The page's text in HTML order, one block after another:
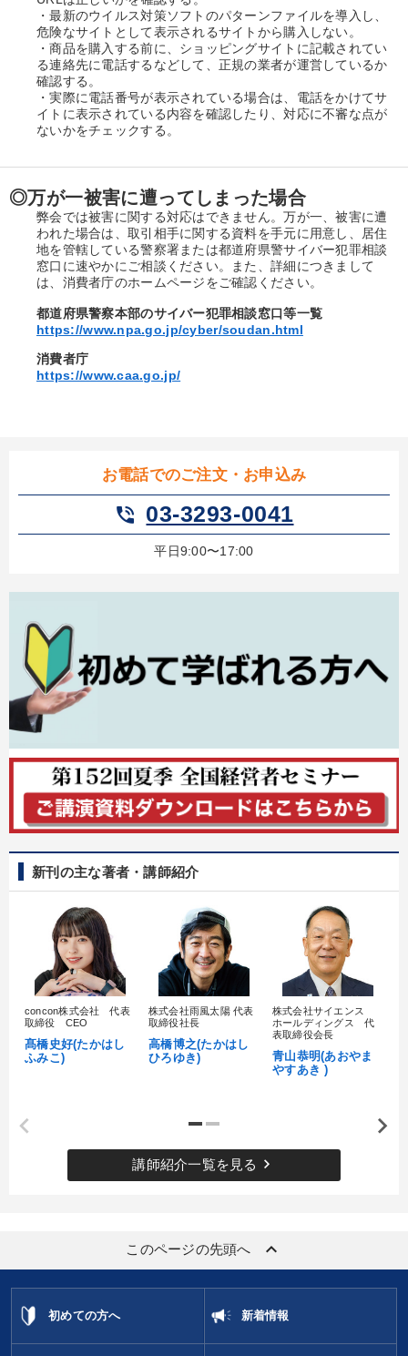
お電話でのご注文・お申込み
phone_in_talk 03-3293-0041
平日9:00〜17:00
新刊の主な著者・講師紹介
concon株式会社 代表
取締役 CEO
髙橋史好(たかはし
ふみこ)
株式会社雨風太陽 代表
取締役社長
高橋博之(たかはし
ひろゆき)
株式会社サイエンス
ホールディングス 代
表取締役会長
青山恭明(あおやま
やすあき )
講師紹介一覧を見る keyboard_arrow_right
・最新のウイルス対策ソフトのパターンファイルを導入し、
危険なサイトとして表示されるサイトから購入しない。
・商品を購入する前に、ショッピングサイトに記載されてい
る連絡先に電話するなどして、正規の業者が運営しているか
確認する。
・実際に電話番号が表示されている場合は、電話をかけてサ
イトに表示されている内容を確認したり、対応に不審な点が
ないかをチェックする。
◎万が一被害に遭ってしまった場合
弊会では被害に関する対応はできません。万が一、被害に遭
われた場合は、取引相手に関する資料を手元に用意し、居住
地を管轄している警察署または都道府県警サイバー犯罪相談
窓口に速やかにご相談ください。また、詳細につきまして
は、消費者庁のホームページをご確認ください。
都道府県警察本部のサイバー犯罪相談窓口等一覧
https://www.npa.go.jp/cyber/soudan.html
消費者庁
https://www.caa.go.jp/
このページの先頭へ keyboard_arrow_up
初めての方へ 新着情報